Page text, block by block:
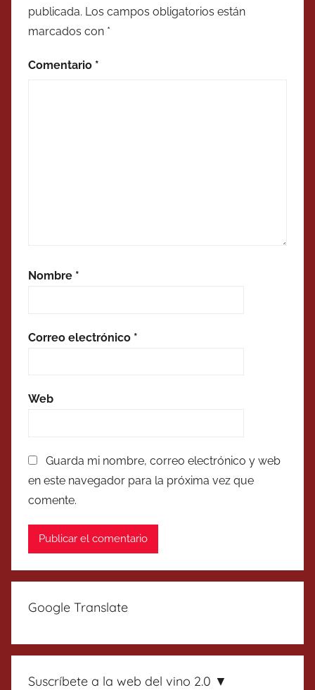
publicada. Los campos obligatorios están
marcados con *
Comentario *
Nombre *
Correo electrónico *
Web
Guarda mi nombre, correo electrónico y web
en este navegador para la próxima vez que
comente.
Google Translate
Suscríbete a la web del vino 2.0 ▼